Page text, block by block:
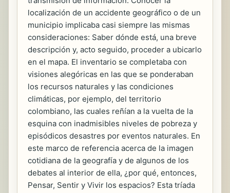
localización de un accidente geográfico o de un
municipio implicaba casi siempre las mismas
consideraciones: Saber dónde está, una breve
descripción y, acto seguido, proceder a ubicarlo
en el mapa. El inventario se completaba con
visiones alegóricas en las que se ponderaban
los recursos naturales y las condiciones
climáticas, por ejemplo, del territorio
colombiano, las cuales reñían a la vuelta de la
esquina con inadmisibles niveles de pobreza y
episódicos desastres por eventos naturales. En
este marco de referencia acerca de la imagen
cotidiana de la geografía y de algunos de los
debates al interior de ella, ¿por qué, entonces,
Pensar, Sentir y Vivir los espacios? Esta tríada